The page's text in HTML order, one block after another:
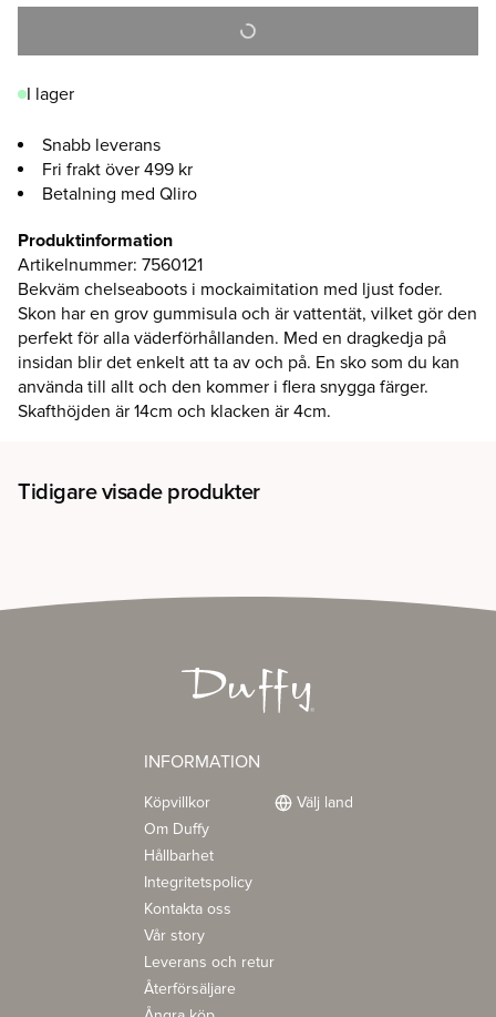
I lager
Snabb leverans
Fri frakt över 499 kr
Betalning med Qliro
Produktinformation
Artikelnummer: 7560121
Bekväm chelseaboots i mockaimitation med ljust foder.
Skon har en grov gummisula och är vattentät, vilket gör den
perfekt för alla väderförhållanden. Med en dragkedja på
insidan blir det enkelt att ta av och på. En sko som du kan
använda till allt och den kommer i flera snygga färger.
Skafthöjden är 14cm och klacken är 4cm.
Tidigare visade produkter
INFORMATION
Köpvillkor
Om Duffy
Hållbarhet
Integritetspolicy
Kontakta oss
Vår story
Leverans och retur
Återförsäljare
Välj land